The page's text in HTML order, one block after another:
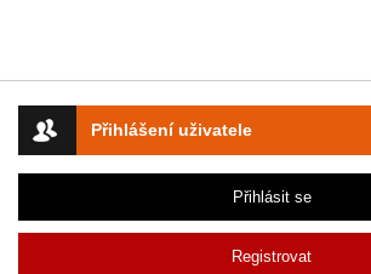
Přihlášení uživatele
Přihlásit se
Registrovat